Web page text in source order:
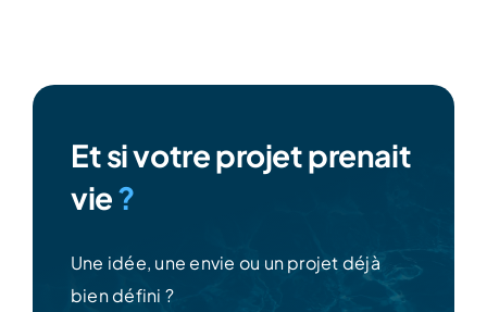
Et si votre projet prenait
vie?
Une idée, une envie ou un projet déjà
bien défini ?